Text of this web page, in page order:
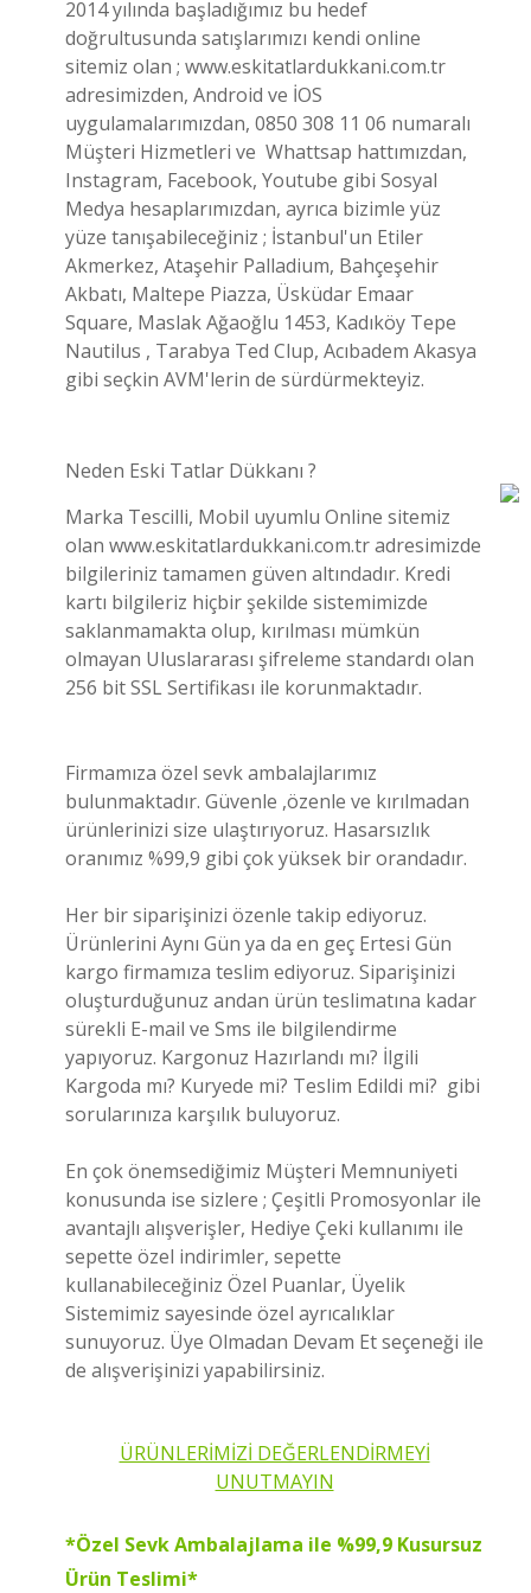
2014 yılında başladığımız bu hedef
doğrultusunda satışlarımızı kendi online
sitemiz olan ; www.eskitatlardukkani.com.tr
adresimizden, Android ve İOS
uygulamalarımızdan, 0850 308 11 06 numaralı
Müşteri Hizmetleri ve Whattsap hattımızdan,
Instagram, Facebook, Youtube gibi Sosyal
Medya hesaplarımızdan, ayrıca bizimle yüz
yüze tanışabileceğiniz ; İstanbul'un Etiler
Akmerkez, Ataşehir Palladium, Bahçeşehir
Akbatı, Maltepe Piazza, Üsküdar Emaar
Square, Maslak Ağaoğlu 1453, Kadıköy Tepe
Nautilus , Tarabya Ted Clup, Acıbadem Akasya
gibi seçkin AVM'lerin de sürdürmekteyiz.
Neden Eski Tatlar Dükkanı ?
Marka Tescilli, Mobil uyumlu Online sitemiz
olan www.eskitatlardukkani.com.tr adresimizde
bilgileriniz tamamen güven altındadır. Kredi
kartı bilgileriz hiçbir şekilde sistemimizde
saklanmamakta olup, kırılması mümkün
olmayan Uluslararası şifreleme standardı olan
256 bit SSL Sertifikası ile korunmaktadır.
Firmamıza özel sevk ambalajlarımız
bulunmaktadır. Güvenle ,özenle ve kırılmadan
ürünlerinizi size ulaştırıyoruz. Hasarsızlık
oranımız %99,9 gibi çok yüksek bir orandadır.
Her bir siparişinizi özenle takip ediyoruz.
Ürünlerini Aynı Gün ya da en geç Ertesi Gün
kargo firmamıza teslim ediyoruz. Siparişinizi
oluşturduğunuz andan ürün teslimatına kadar
sürekli E-mail ve Sms ile bilgilendirme
yapıyoruz. Kargonuz Hazırlandı mı? İlgili
Kargoda mı? Kuryede mi? Teslim Edildi mi? gibi
sorularınıza karşılık buluyoruz.
En çok önemsediğimiz Müşteri Memnuniyeti
konusunda ise sizlere ; Çeşitli Promosyonlar ile
avantajlı alışverişler, Hediye Çeki kullanımı ile
sepette özel indirimler, sepette
kullanabileceğiniz Özel Puanlar, Üyelik
Sistemimiz sayesinde özel ayrıcalıklar
sunuyoruz. Üye Olmadan Devam Et seçeneği ile
de alışverişinizi yapabilirsiniz.
ÜRÜNLERİMİZİ DEĞERLENDİRMEYİ
UNUTMAYIN
*Özel Sevk Ambalajlama ile %99,9 Kusursuz
Ürün Teslimi*